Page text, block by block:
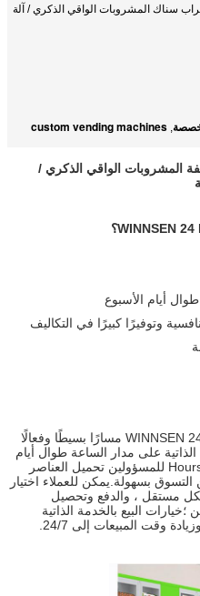
سناك المشروبات الواقي الذكري / آلة
,
custom vending machines
المشروبات الواقي الذكري /
أيام الأسبوع
وتوفيرًا كبيرًا في التكاليف
توفر منصة WINNSEN 24 Hours Vending Lockers مسارًا بسيطًا وفعالًا
على مدار الساعة طوال أيام
الأسبوع.تتيح 24 Hours Vending LOCKERS للمسؤولين تحميل العناصر
بسهولة.يمكن للعملاء اختيار
مستقل ، والدفع وتحصيل
البيع بالخدمة الذاتية
وقت المبيعات إلى 24/7.